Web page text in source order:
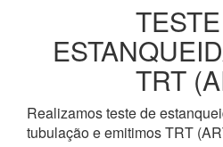
TRT
Realizamos teste de
tubulação e emitimos TRT